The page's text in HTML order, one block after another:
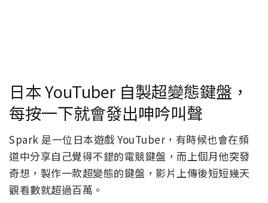
日本 YouTuber 自製超變態鍵盤，
每按一下就會發出呻吟叫聲
Spark 是一位日本遊戲 YouTuber，有時候也會在頻
道中分享自己覺得不錯的電競鍵盤，而上個月他突發
奇想，製作一款超變態的鍵盤，影片上傳後短短幾天
觀看數就超過百萬。